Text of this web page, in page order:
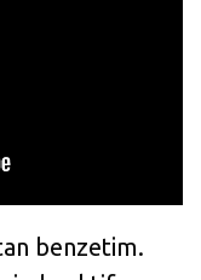
benzetim.